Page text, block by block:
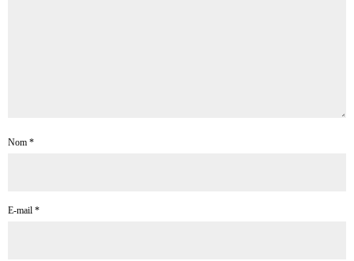
Nom *
E-mail *